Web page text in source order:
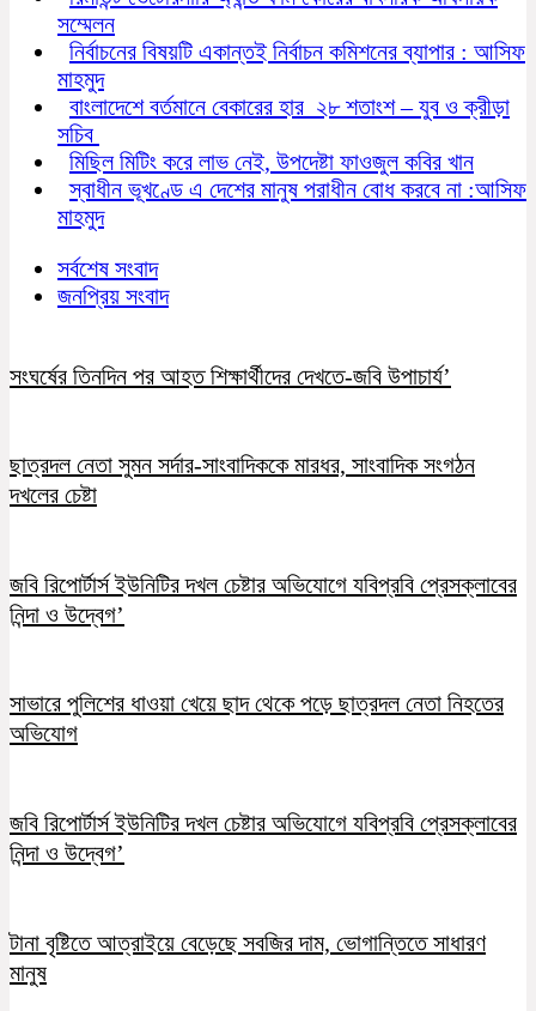
সম্মেলন
নির্বাচনের বিষয়টি একান্তই নির্বাচন কমিশনের ব্যাপার : আসিফ
মাহমুদ
বাংলাদেশে বর্তমানে বেকারের হার ২৮ শতাংশ – যুব ও ক্রীড়া
সচিব
মিছিল মিটিং করে লাভ নেই, উপদেষ্টা ফাওজুল কবির খান
স্বাধীন ভূখণ্ডে এ দেশের মানুষ পরাধীন বোধ করবে না :আসিফ
মাহমুদ
সর্বশেষ সংবাদ
জনপ্রিয় সংবাদ
সংঘর্ষের তিনদিন পর আহত শিক্ষার্থীদের দেখতে-জবি উপাচার্য’
ছাত্রদল নেতা সুমন সর্দার-সাংবাদিককে মারধর, সাংবাদিক সংগঠন
দখলের চেষ্টা
জবি রিপোর্টার্স ইউনিটির দখল চেষ্টার অভিযোগে যবিপ্রবি প্রেসক্লাবের
নিন্দা ও উদ্বেগ’
সাভারে পুলিশের ধাওয়া খেয়ে ছাদ থেকে পড়ে ছাত্রদল নেতা নিহতের
অভিযোগ
জবি রিপোর্টার্স ইউনিটির দখল চেষ্টার অভিযোগে যবিপ্রবি প্রেসক্লাবের
নিন্দা ও উদ্বেগ’
টানা বৃষ্টিতে আত্রাইয়ে বেড়েছে সবজির দাম, ভোগান্তিতে সাধারণ
মানুষ